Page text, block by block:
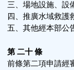
三、場地設施、設
四、推廣水域救護
五、其他經本部公
第 二十 條
前條第二項申請經